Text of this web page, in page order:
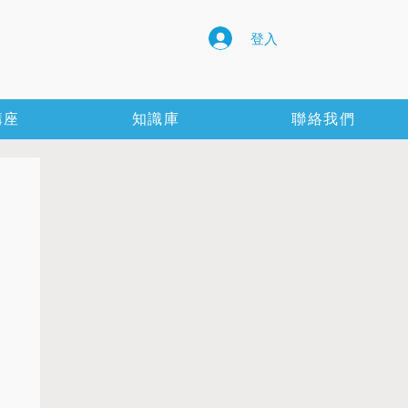
登入
知識庫 聯絡我們